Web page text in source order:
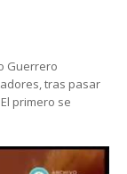
Guerrero
tras pasar
primero se